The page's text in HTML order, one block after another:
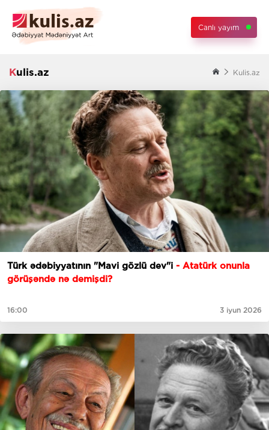
Canlı yayım
Kulis.az Kulis.az
Türk ədəbiyyatının "Mavi gözlü dev"i - Atatürk onunla
görüşəndə nə demişdi?
16:00 3 iyun 2026